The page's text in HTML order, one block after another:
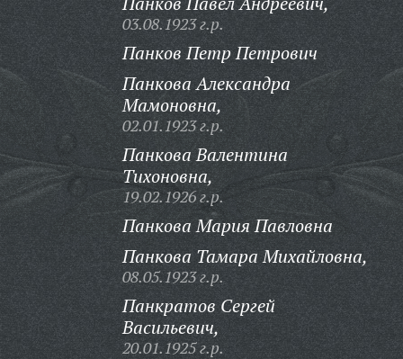
03.08.1923 г.р.
Панков Петр Петрович
Панкова Александра
Мамоновна,
02.01.1923 г.р.
Панкова Валентина
Тихоновна,
19.02.1926 г.р.
Панкова Мария Павловна
Панкова Тамара Михайловна,
08.05.1923 г.р.
Панкратов Сергей
Васильевич,
20.01.1925 г.р.